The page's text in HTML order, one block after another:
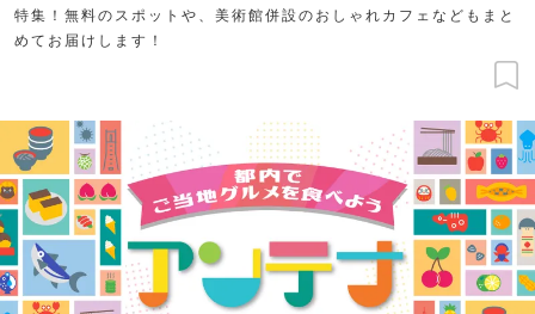
特集！無料のスポットや、美術館併設のおしゃれカフェなどもまと
めてお届けします！